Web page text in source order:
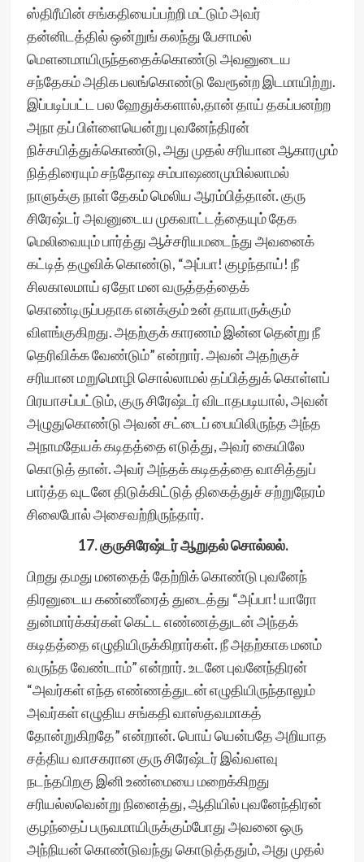
ஸ்திரீயின் சங்கதியைப்பற்றி மட்டும் அவர்
தன்னிடத்தில் ஒன்றுங் கலந்து பேசாமல்
மௌனமாயிருந்ததைக்கொண்டு அவனுடைய
சந்தேகம் அதிக பலங்கொண்டு வேரூன்ற இடமாயிற்று.
இப்படிப்பட்ட பல ஹேதுக்களால்,தான் தாய் தகப்பனற்ற
அநா தப் பிள்ளையென்று புவனேந்திரன்
நிச்சயித்துக்கொண்டு, அது முதல் சரியான ஆகாரமும்
நித்திரையும் சந்தோஷ சம்பாஷணமுமில்லாமல்
நாளுக்கு நாள் தேகம் மெலிய ஆரம்பித்தான். குரு
சிரேஷ்டர் அவனுடைய முகவாட்டத்தையும் தேக
மெலிவையும் பார்த்து ஆச்சரியமடைந்து அவனைக்
கட்டித் தழுவிக் கொண்டு, “அப்பா! குழந்தாய்! நீ
சிலகாலமாய் ஏதோ மன வருத்தத்தைக்
கொண்டிருப்பதாக எனக்கும் உன் தாயாருக்கும்
விளங்குகிறது. அதற்குக் காரணம் இன்ன தென்று நீ
தெரிவிக்க வேண்டும்” என்றார். அவன் அதற்குச்
சரியான மறுமொழி சொல்லாமல் தப்பித்துக் கொள்ளப்
பிரயாசப்பட்டும், குரு சிரேஷ்டர் விடாதபடியால், அவன்
அழுதுகொண்டு அவன் சட்டைப் பையிலிருந்த அந்த
அநாமதேயக் கடிதத்தை எடுத்து, அவர் கையிலே
கொடுத் தான். அவர் அந்தக் கடிதத்தை வாசித்துப்
பார்த்த வுடனே திடுக்கிட்டுத் திகைத்துச் சற்றுநேரம்
சிலைபோல் அசைவற்றிருந்தார்.
17. குருசிரேஷ்டர் ஆறுதல் சொல்லல்.
பிறது தமது மனதைத் தேற்றிக் கொண்டு புவனேந்
திரனுடைய கண்ணீரைத் துடைத்து “அப்பா! யாரோ
துன்மார்க்கர்கள் கெட்ட எண்ணத்துடன் அந்தக்
கடிதத்தை எழுதியிருக்கிறார்கள். நீ அதற்காக மனம்
வருந்த வேண்டாம்” என்றார். உடனே புவனேந்திரன்
“அவர்கள் எந்த எண்ணத்துடன் எழுதியிருந்தாலும்
அவர்கள் எழுதிய சங்கதி வாஸ்தவமாகத்
தோன்றுகிறதே” என்றான். பொய் யென்பதே அறியாத
சத்திய வாசகரான குரு சிரேஷ்டர் இவ்வளவு
நடந்தபிறகு இனி உண்மையை மறைக்கிறது
சரியல்லவென்று நினைத்து, ஆதியில் புவனேந்திரன்
குழந்தைப் பருவமாயிருக்கும்போது அவனை ஒரு
அந்நியன் கொண்டுவந்து கொடுத்ததும், அது முதல்